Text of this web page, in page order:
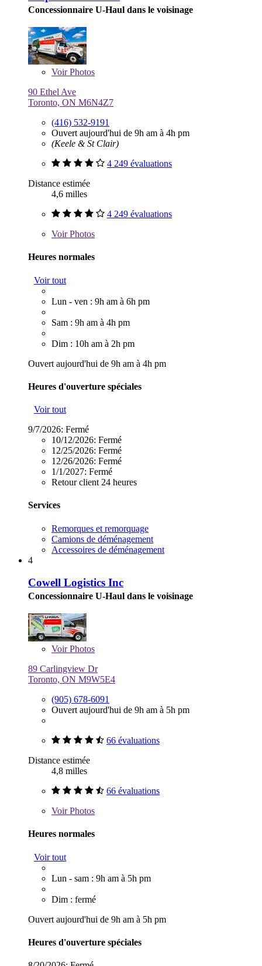
Concessionnaire U-Haul dans le voisinage
VoirPhotos
90 Ethel Ave
Toronto, ON M6N4Z7
(416) 532-9191
Ouvert aujourd'hui de 9h am à 4h pm
(Keele & St Clair)
4 249 évaluations
Distance estimée
4,6 milles
4 249 évaluations
VoirPhotos
Heures normales
Voir tout
Lun - ven : 9h am à 6h pm
Sam : 9h am à 4h pm
Dim : 10h am à 2h pm
Ouvert aujourd'hui de 9h am à 4h pm
Heures d'ouverture spéciales
Voir tout
9/7/2026: Fermé
10/12/2026: Fermé
12/25/2026: Fermé
12/26/2026: Fermé
1/1/2027: Fermé
Retour client 24 heures
Services
Remorques et remorquage
Camions de déménagement
Accessoires de déménagement
4
Cowell Logistics Inc
Concessionnaire U-Haul dans le voisinage
VoirPhotos
89 Carlingview Dr
Toronto, ON M9W5E4
(905) 678-6091
Ouvert aujourd'hui de 9h am à 5h pm
66 évaluations
Distance estimée
4,8 milles
66 évaluations
VoirPhotos
Heures normales
Voir tout
Lun - sam : 9h am à 5h pm
Dim : fermé
Ouvert aujourd'hui de 9h am à 5h pm
Heures d'ouverture spéciales